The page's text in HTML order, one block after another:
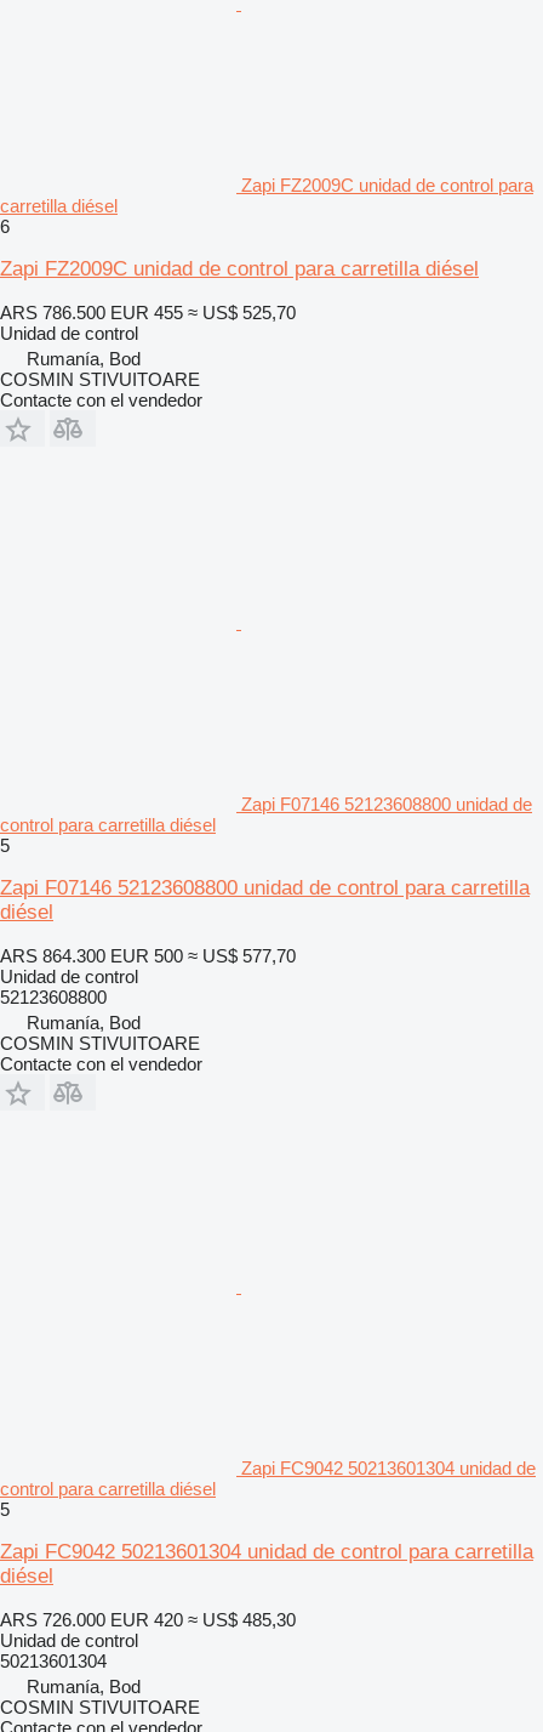
Zapi FZ2009C unidad de control para
carretilla diésel
6
Zapi FZ2009C unidad de control para carretilla diésel
ARS 786.500 EUR 455 ≈ US$ 525,70
Unidad de control
Rumanía, Bod
COSMIN STIVUITOARE
Contacte con el vendedor
Zapi F07146 52123608800 unidad de
control para carretilla diésel
5
Zapi F07146 52123608800 unidad de control para carretilla
diésel
ARS 864.300 EUR 500 ≈ US$ 577,70
Unidad de control
52123608800
Rumanía, Bod
COSMIN STIVUITOARE
Contacte con el vendedor
Zapi FC9042 50213601304 unidad de
control para carretilla diésel
5
Zapi FC9042 50213601304 unidad de control para carretilla
diésel
ARS 726.000 EUR 420 ≈ US$ 485,30
Unidad de control
50213601304
Rumanía, Bod
COSMIN STIVUITOARE
Contacte con el vendedor